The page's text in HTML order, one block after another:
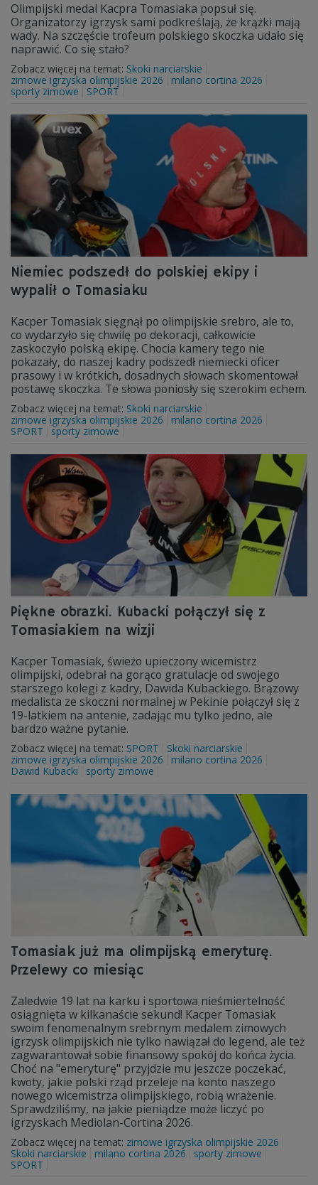
Olimpijski medal Kacpra Tomasiaka popsuł się.
Organizatorzy igrzysk sami podkreślają, że krążki mają
wady. Na szczęście trofeum polskiego skoczka udało się
naprawić. Co się stało?
Zobacz więcej na temat: Skoki narciarskie
zimowe igrzyska olimpijskie 2026
milano cortina 2026
sporty zimowe
SPORT
Niemiec podszedł do polskiej ekipy i
wypalił o Tomasiaku
Kacper Tomasiak sięgnął po olimpijskie srebro, ale to,
co wydarzyło się chwilę po dekoracji, całkowicie
zaskoczyło polską ekipę. Chocia kamery tego nie
pokazały, do naszej kadry podszedł niemiecki oficer
prasowy i w krótkich, dosadnych słowach skomentował
postawę skoczka. Te słowa poniosły się szerokim echem.
Zobacz więcej na temat: Skoki narciarskie
zimowe igrzyska olimpijskie 2026
milano cortina 2026
SPORT
sporty zimowe
Piękne obrazki. Kubacki połączył się z
Tomasiakiem na wizji
Kacper Tomasiak, świeżo upieczony wicemistrz
olimpijski, odebrał na gorąco gratulacje od swojego
starszego kolegi z kadry, Dawida Kubackiego. Brązowy
medalista ze skoczni normalnej w Pekinie połączył się z
19-latkiem na antenie, zadając mu tylko jedno, ale
bardzo ważne pytanie.
Zobacz więcej na temat: SPORT
Skoki narciarskie
zimowe igrzyska olimpijskie 2026
milano cortina 2026
Dawid Kubacki
sporty zimowe
Tomasiak już ma olimpijską emeryturę.
Przelewy co miesiąc
Zaledwie 19 lat na karku i sportowa nieśmiertelność
osiągnięta w kilkanaście sekund! Kacper Tomasiak
swoim fenomenalnym srebrnym medalem zimowych
igrzysk olimpijskich nie tylko nawiązał do legend, ale też
zagwarantował sobie finansowy spokój do końca życia.
Choć na "emeryturę" przyjdzie mu jeszcze poczekać,
kwoty, jakie polski rząd przeleje na konto naszego
nowego wicemistrza olimpijskiego, robią wrażenie.
Sprawdziliśmy, na jakie pieniądze może liczyć po
igrzyskach Mediolan-Cortina 2026.
Zobacz więcej na temat: zimowe igrzyska olimpijskie 2026
Skoki narciarskie
milano cortina 2026
sporty zimowe
SPORT